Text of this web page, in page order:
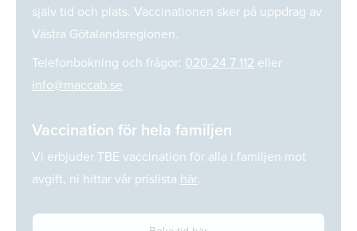
själv tid och plats. Vaccinationen sker på uppdrag av
Västra Götalandsregionen.
Telefonbokning och frågor: 020-24 7 112 eller
info@maccab.se
Vaccination för hela familjen
Vi erbjuder TBE vaccination för alla i familjen mot
avgift, ni hittar vår prislista här.